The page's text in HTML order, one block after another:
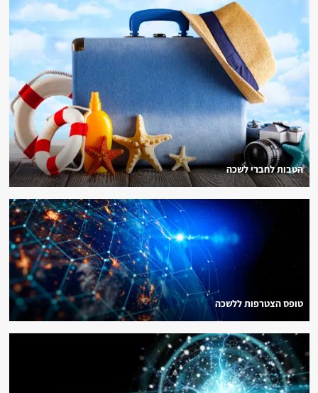
הטבות לחברי לשכה
טופס הצטרפות ללשכה